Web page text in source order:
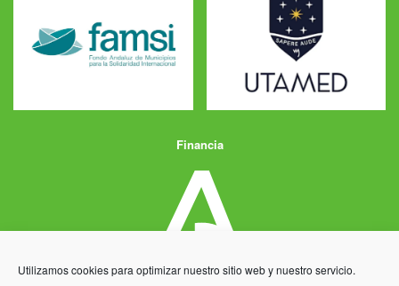
Utilizamos cookies para optimizar nuestro sitio web y nuestro servicio.
Financia